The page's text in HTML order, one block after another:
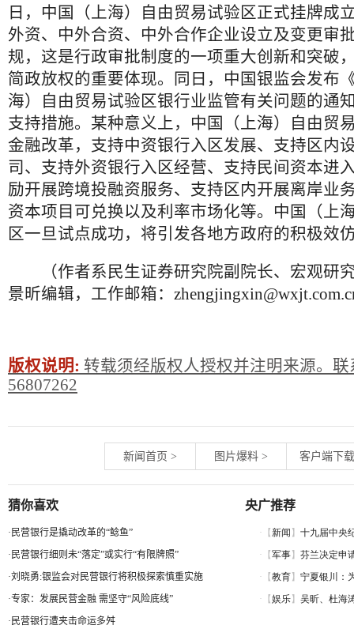
日，中国（上海）自由贸易试验区正式挂牌成
外资、中外合资、中外合作企业设立及变更审
规，这是行政审批制度的一项重大创新和突破
简政放权的重要体现。同日，中国银监会发布
海）自由贸易试验区银行业监管有关问题的通
支持措施。某种意义上，中国（上海）自由贸
金融改革，支持中资银行入区发展、支持区内
司、支持外资银行入区经营、支持民间资本进
励开展跨境投融资服务、支持区内开展离岸业
资本项目可兑换以及利率市场化等。中国（上
区一旦试点成功，将引发各地方政府的积极效
（作者系民生证券研究院副院长、宏观研
景昕编辑，工作邮箱：
版权说明: 转载须经版权人授权并注明来源。联
56807262
新闻首页 > 图片爆料 > 客户端下载
猜你喜欢
· 民营银行是撬动改革的“鲶鱼”
· 民营银行细则未“落定”或实行“有限牌照”
·刘晓勇:银监会对民营银行将积极探索慎重实施
·专家：发展民营金融 需坚守“风险底线”
· 民营银行遭夹击命运多舛
央广推荐